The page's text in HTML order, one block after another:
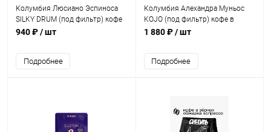
Колумбия Люсиано Эспиноса
SILKY DRUM (под фильтр) кофе
в зернах, упак. 200 г.
940 ₽/ шт
Подробнее
Колумбия Алехандра Муньос
KOJO (под фильтр) кофе в
зернах, упак. 250 г.
1 880 ₽/ шт
Подробнее